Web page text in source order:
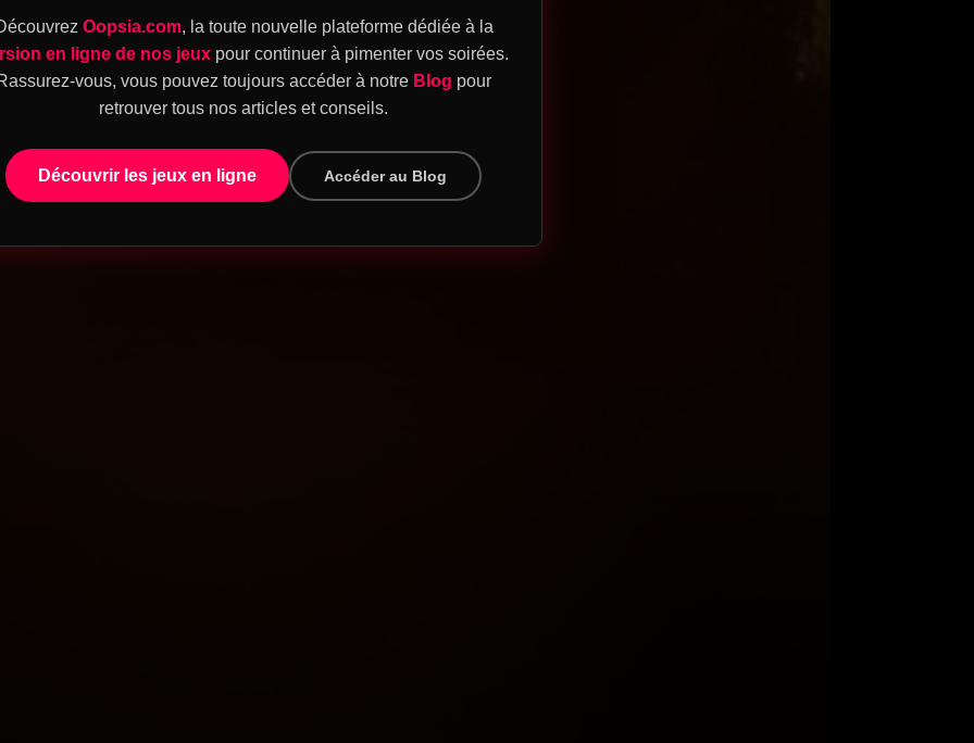
Oopsia.com, la toute nouvelle plateforme dédiée à la
en ligne de nos jeuxpour continuer à pimenter vos soirées.
vous, vous pouvez toujours accéder à notre Blog pour
retrouver tous nos articles et conseils.
Découvrir les jeux en ligne Accéder au Blog